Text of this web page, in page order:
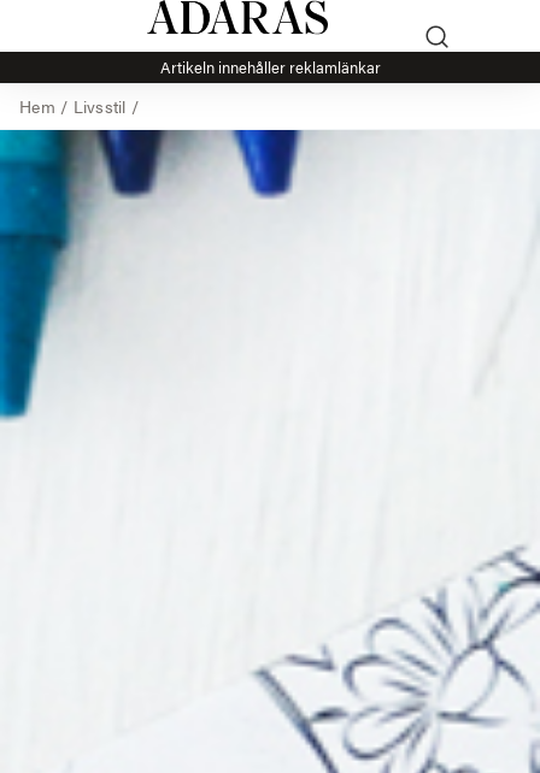
Artikeln innehåller reklamlänkar
Hem / Livsstil /